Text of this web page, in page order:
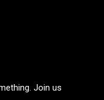
Join us